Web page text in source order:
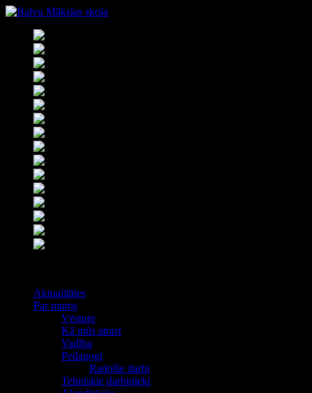
Aktualitātes
Par mums
Vēsture
Kā mūs atrast
Vadība
Pedagogi
Radošie darbi
Tehniskie darbinieki